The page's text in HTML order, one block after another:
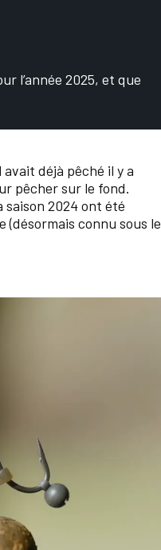
l’année 2025, et que
déjà pêché il y a
pêcher sur le fond.
saison 2024 ont été
connu sous le